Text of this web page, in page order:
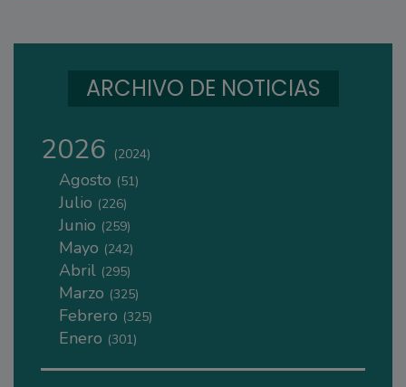
ARCHIVO DE NOTICIAS
2026 (2024)
Agosto (51)
Julio (226)
Junio (259)
Mayo (242)
Abril (295)
Marzo (325)
Febrero (325)
Enero (301)